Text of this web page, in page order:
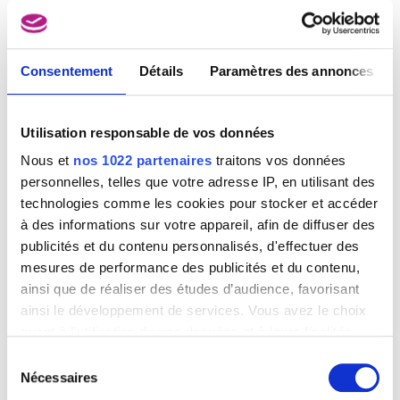
Consentement Détails Paramètres des annonces
Utilisation responsable de vos données
Nous et nos 1022 partenaires traitons vos données
personnelles, telles que votre adresse IP, en utilisant des
technologies comme les cookies pour stocker et accéder
à des informations sur votre appareil, afin de diffuser des
publicités et du contenu personnalisés, d'effectuer des
mesures de performance des publicités et du contenu,
ainsi que de réaliser des études d’audience, favorisant
ainsi le développement de services. Vous avez le choix
tout moment en consultant la Déclaration relative aux
cookies ou en cliquant sur l'icône de confidentialité.
Nécessaires
Enough rope II
Man Ray